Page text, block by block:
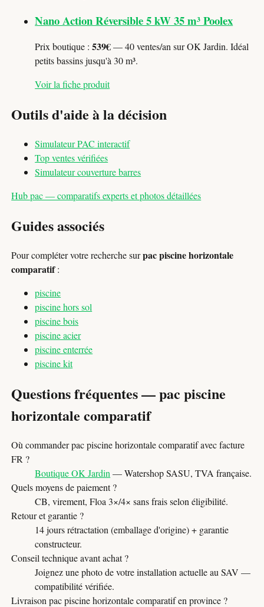
Nano Action Réversible 5 kW 35 m³ Poolex
Prix boutique :539€— 40 ventes/an sur OK Jardin. Idéal
petits bassins jusqu'à 30 m³.
Voir la fiche produit
Outils d'aide à la décision
Simulateur PAC interactif
Top ventes vérifiées
Simulateur couverture barres
Hub pac — comparatifs experts et photos détaillées
Guides associés
Pour compléter votre recherche surpac piscine horizontale
comparatif:
piscine
piscine hors sol
piscine bois
piscine acier
piscine enterrée
piscine kit
Questions fréquentes — pac piscine
horizontale comparatif
Où commander pac piscine horizontale comparatif avec facture
FR ?
Boutique OK Jardin — Watershop SASU, TVA française.
Quels moyens de paiement ?
CB, virement, Floa 3×/4× sans frais selon éligibilité.
Retour et garantie ?
14 jours rétractation (emballage d'origine) + garantie
constructeur.
Conseil technique avant achat ?
Joignez une photo de votre installation actuelle au SAV —
compatibilité vérifiée.
Livraison pac piscine horizontale comparatif en province ?